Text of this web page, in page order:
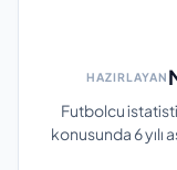
HAZIRLAYAN
Futbolcu
konusunda 6 yılı